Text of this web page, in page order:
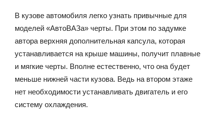
В кузове автомобиля легко узнать привычные для
моделей «АвтоВАЗа» черты. При этом по задумке
автора верхняя дополнительная капсула, которая
устанавливается на крыше машины, получит плавные
и мягкие черты. Вполне естественно, что она будет
меньше нижней части кузова. Ведь на втором этаже
нет необходимости устанавливать двигатель и его
систему охлаждения.